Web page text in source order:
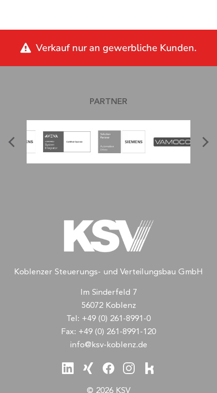
Verkauf nur an gewerbliche Kunden.
PARTNER
Koblenzer Steuerungs- und Verteilungsbau GmbH
Im Sinderfeld 7
56072 Koblenz
Tel: +49 (0) 261-8991-0
Fax: +49 (0) 261-8991-120
info@ksv-koblenz.de
© 2026 KSV